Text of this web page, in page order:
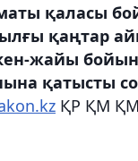
қаласы
қаңтар
жайы
қатысты
ҚР ҚМ